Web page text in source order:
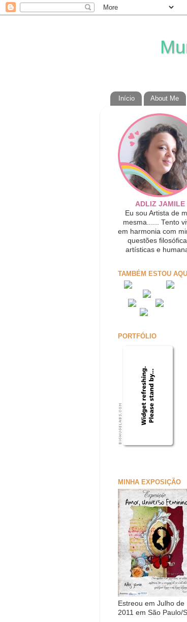
Início About Me
ADLIZ JAMILE
Eu sou Artista de
mesma...... Tento
em harmonia com
questões
artísticas e
TAMBÉM ESTOU
PORTFÓLIO
MINHA EXPOSIÇÃO
Estreou em Julho de
2011 em São Paulo/